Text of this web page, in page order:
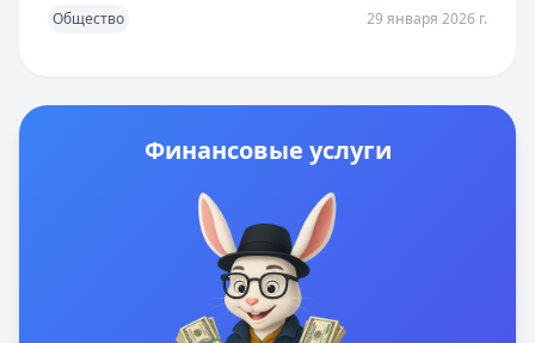
Общество 29 января 2026 г.
Финансовые услуги